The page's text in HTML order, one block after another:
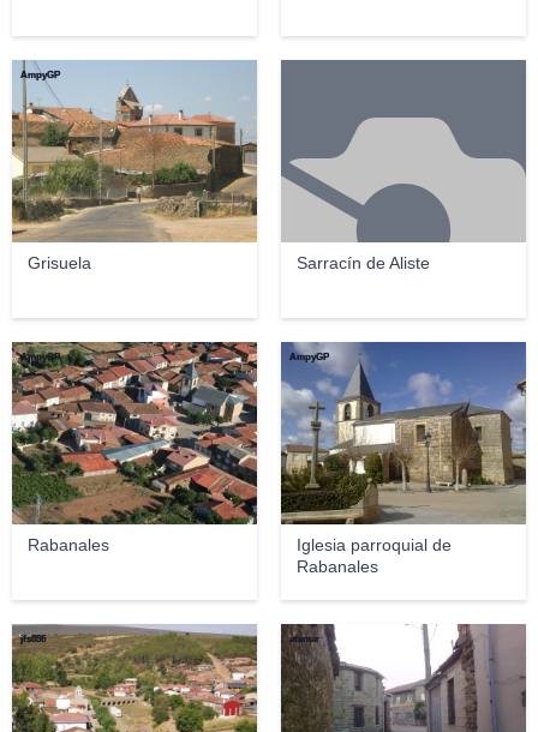
Grisuela
AmpyGP
Sarracín de Aliste
Rabanales
AmpyGP
Iglesia parroquial de
Rabanales
AmpyGP
jfs856 atemar